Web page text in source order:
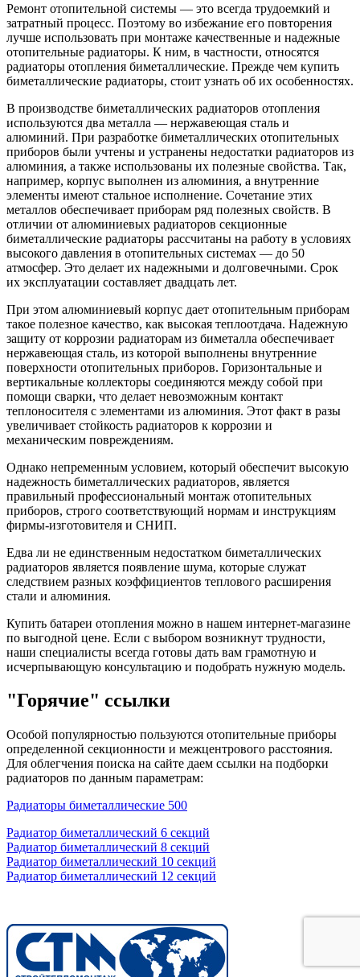
Ремонт отопительной системы — это всегда трудоемкий и
затратный процесс. Поэтому во избежание его повторения
лучше использовать при монтаже качественные и надежные
отопительные радиаторы. К ним, в частности, относятся
радиаторы отопления биметаллические. Прежде чем купить
биметаллические радиаторы, стоит узнать об их особенностях.
В производстве биметаллических радиаторов отопления
используются два металла — нержавеющая сталь и
алюминий. При разработке биметаллических отопительных
приборов были учтены и устранены недостатки радиаторов из
алюминия, а также использованы их полезные свойства. Так,
например, корпус выполнен из алюминия, а внутренние
элементы имеют стальное исполнение. Сочетание этих
металлов обеспечивает приборам ряд полезных свойств. В
отличии от алюминиевых радиаторов секционные
биметаллические радиаторы рассчитаны на работу в условиях
высокого давления в отопительных системах — до 50
атмосфер. Это делает их надежными и долговечными. Срок
их эксплуатации составляет двадцать лет.
При этом алюминиевый корпус дает отопительным приборам
такое полезное качество, как высокая теплоотдача. Надежную
защиту от коррозии радиаторам из биметалла обеспечивает
нержавеющая сталь, из которой выполнены внутренние
поверхности отопительных приборов. Горизонтальные и
вертикальные коллекторы соединяются между собой при
помощи сварки, что делает невозможным контакт
теплоносителя с элементами из алюминия. Этот факт в разы
увеличивает стойкость радиаторов к коррозии и
механическим повреждениям.
Однако непременным условием, который обеспечит высокую
надежность биметаллических радиаторов, является
правильный профессиональный монтаж отопительных
приборов, строго соответствующий нормам и инструкциям
фирмы-изготовителя и СНИП.
Едва ли не единственным недостатком биметаллических
радиаторов является появление шума, которые служат
следствием разных коэффициентов теплового расширения
стали и алюминия.
Купить батареи отопления можно в нашем интернет-магазине
по выгодной цене. Если с выбором возникнут трудности,
наши специалисты всегда готовы дать вам грамотную и
исчерпывающую консультацию и подобрать нужную модель.
"Горячие" ссылки
Особой популярностью пользуются отопительные приборы
определенной секционности и межцентрового расстояния.
Для облегчения поиска на сайте даем ссылки на подборки
радиаторов по данным параметрам:
Радиаторы биметаллические 500
Радиатор биметаллический 6 секций
Радиатор биметаллический 8 секций
Радиатор биметаллический 10 секций
Радиатор биметаллический 12 секций